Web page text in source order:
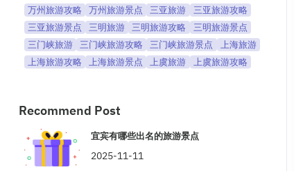
万州旅游攻略
万州旅游景点 三亚旅游
三亚旅游攻略
三亚旅游景点
三明旅游 三明旅游攻略
三明旅游景点
三门峡旅游
三门峡旅游攻略 三门峡旅游景点
上海旅游
上海旅游攻略
上海旅游景点 上虞旅游 上虞旅游攻略
Recommend Post
宜宾有哪些出名的旅游景点
2025-11-11